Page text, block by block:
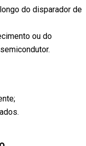
do disparador de
ou do